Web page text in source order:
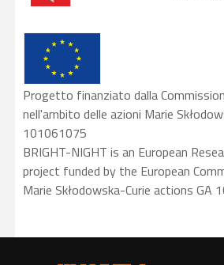
Progetto finanziato dalla
nell'ambito delle azioni Marie
101061075
BRIGHT-NIGHT is an European
project funded by the European
Marie Skłodowska-Curie actions GA